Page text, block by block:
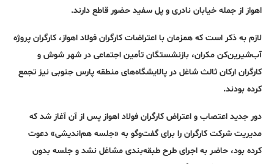
اهواز از جمله خیابان نادری و پل سفید حضور قاطع دارند.
لازم به ذکر است که همزمان با اعتراضات کارگران فولاد اهواز، کارگران پروژه
آب‌شیرین‌کن مکران، بازنشستگان تأمین اجتماعی در شهر شوش و
کارگران ارکان ثالث شاغل در پالایشگاه‌های منطقه پارس جنوبی نیز تجمع
کرده بودند.
دور جدید اعتصاب و اعتراض کارگران فولاد اهواز پس از آن آغاز شد که
مدیریت شرکت کارگران را برای گفت‌و‌گو به «جلسه هم‌اندیشی» دعوت
کرده بود، حاضر به اجرای طرح طبقه‌بندی مشاغل نشد و جلسه بدون